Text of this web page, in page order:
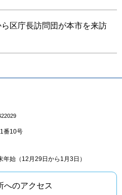
区庁長訪問団が本市を来訪
番10号
始（12月29日から1月3日）
へのアクセス